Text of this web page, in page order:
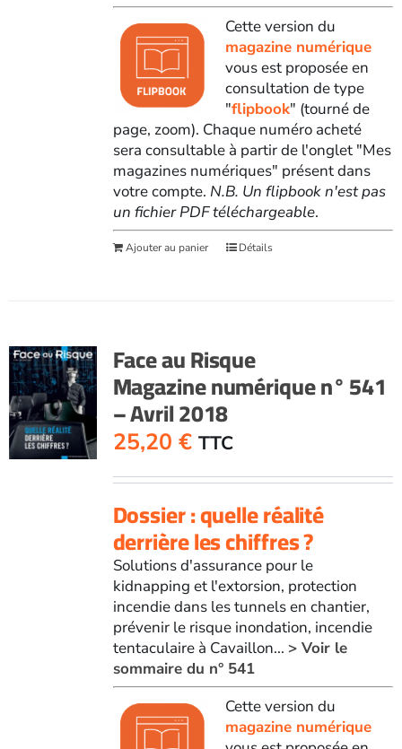
Cette version du
magazine numérique
vous est proposée en
consultation de type
"flipbook" (tourné de
page, zoom). Chaque numéro acheté
sera consultable à partir de l'onglet "Mes
magazines numériques" présent dans
votre compte. N.B. Un flipbook n'est pas
un fichier PDF téléchargeable.
Ajouter au panier Détails
Face au Risque
Magazine numérique n° 541
– Avril 2018
25,20 € TTC
Dossier : quelle réalité
derrière les chiffres ?
Solutions d'assurance pour le
kidnapping et l'extorsion, protection
incendie dans les tunnels en chantier,
prévenir le risque inondation, incendie
tentaculaire à Cavaillon... > Voir le
sommaire du n° 541
Cette version du
magazine numérique